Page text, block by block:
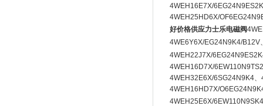
4WEH16E7X/
4WEH25HD6X/
好价格供应力士乐电磁阀
4WE6Y6X/EG24N9K4/
4WEH22J7X/
4WEH16D7X/
4WEH32E6X/6SG24N9K4、
4WEH16HD7X/
4WEH25E6X/